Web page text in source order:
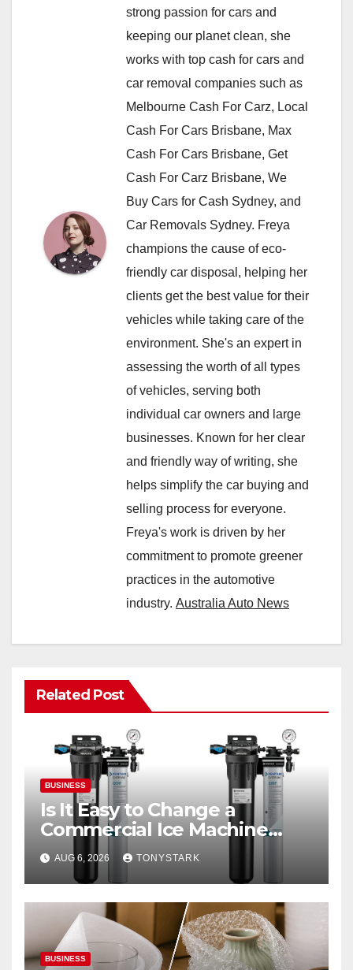
strong passion for cars and
keeping our planet clean, she
works with top cash for cars and
car removal companies such as
Melbourne Cash For Carz, Local
Cash For Cars Brisbane, Max
Cash For Cars Brisbane, Get
Cash For Carz Brisbane, We
Buy Cars for Cash Sydney, and
Car Removals Sydney. Freya
champions the cause of eco-
friendly car disposal, helping her
clients get the best value for their
vehicles while taking care of the
environment. She's an expert in
assessing the worth of all types
of vehicles, serving both
individual car owners and large
businesses. Known for her clear
and friendly way of writing, she
helps simplify the car buying and
selling process for everyone.
Freya's work is driven by her
commitment to promote greener
practices in the automotive
industry. Australia Auto News
Related Post
BUSINESS
Is It Easy to Change a
Commercial Ice Machine
Filter?
AUG 6, 2026 TONYSTARK
BUSINESS